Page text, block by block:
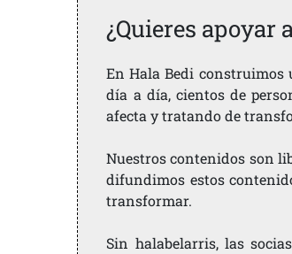
¿Quieres apoyar
En Hala Bedi
día a día, cientos de
afecta y tratando de
Nuestros contenidos son
difundimos estos
transformar.
Sin halabelarris, las